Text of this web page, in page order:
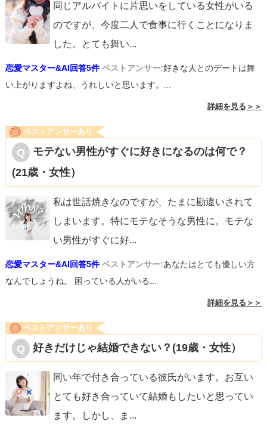
同じアルバイトに片思いをしている女性がいる
のですが、今度二人で食事に行くことになりま
した。とても舞い...
恋愛マスター&AI回答5件 ベストアンサー:好きな人とのデートは舞
い上がりますよね、うれしいと思います。...
詳細を見る＞＞
ベストアンサーあり
モテない男性がすぐに好きになるのは何で？
(21歳・女性）
私は世話焼きなのですが、たまに勘違いされて
しまいます。特にモテなそうな男性に。モテな
い男性がすぐに好...
恋愛マスター&AI回答5件 ベストアンサー:あなたはとても優しい方
なんでしょうね。 困っている人がいる...
詳細を見る＞＞
ベストアンサーあり
好きだけじゃ結婚できない？(19歳・女性）
同い年で付き合っている彼氏がいます。お互い
とても好き合っていて結婚もしたいと思ってい
ます。しかし、ま ...